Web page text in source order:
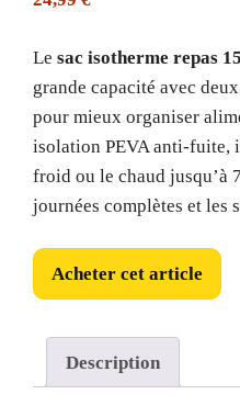
Le sac isotherme repas
grande capacité avec
pour mieux organiser
isolation PEVA anti-fuite,
froid ou le chaud jusqu’à
journées complètes et les
Acheter cet article
Description